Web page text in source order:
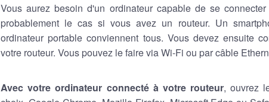
Vous aurez besoin d'un ordinateur capable de se
probablement le cas si vous avez un routeur. Un
ordinateur portable conviennent tous. Vous devez ensuite
votre routeur. Vous pouvez le faire via Wi-Fi ou par câble
Avec votre ordinateur connecté à votre routeur, ouvrez